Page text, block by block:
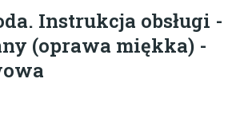
Instrukcja obsługi -
(oprawa miękka) -